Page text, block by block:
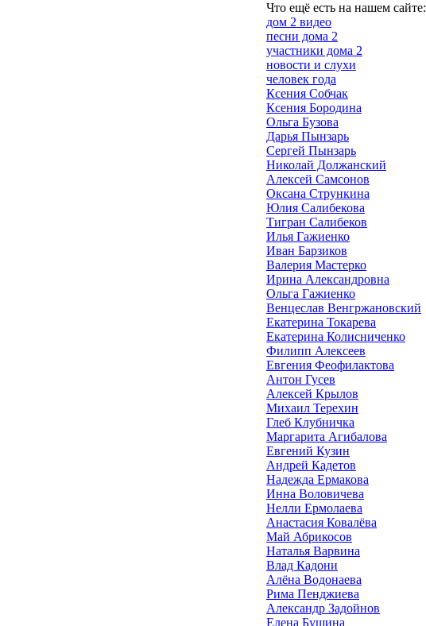
Что ещё есть на нашем сайте:
дом 2 видео
песни дома 2
участники дома 2
новости и слухи
человек года
Ксения Собчак
Ксения Бородина
Ольга Бузова
Дарья Пынзарь
Сергей Пынзарь
Николай Должанский
Алексей Самсонов
Оксана Стрункина
Юлия Салибекова
Тигран Салибеков
Илья Гажиенко
Иван Барзиков
Валерия Мастерко
Ирина Александровна
Ольга Гажиенко
Венцеслав Венгржановский
Екатерина Токарева
Екатерина Колисниченко
Филипп Алексеев
Евгения Феофилактова
Антон Гусев
Алексей Крылов
Михаил Терехин
Глеб Клубничка
Маргарита Агибалова
Евгений Кузин
Андрей Кадетов
Надежда Ермакова
Инна Воловичева
Нелли Ермолаева
Анастасия Ковалёва
Май Абрикосов
Наталья Варвина
Влад Кадони
Алёна Водонаева
Рима Пенджиева
Александр Задойнов
Елена Бушина